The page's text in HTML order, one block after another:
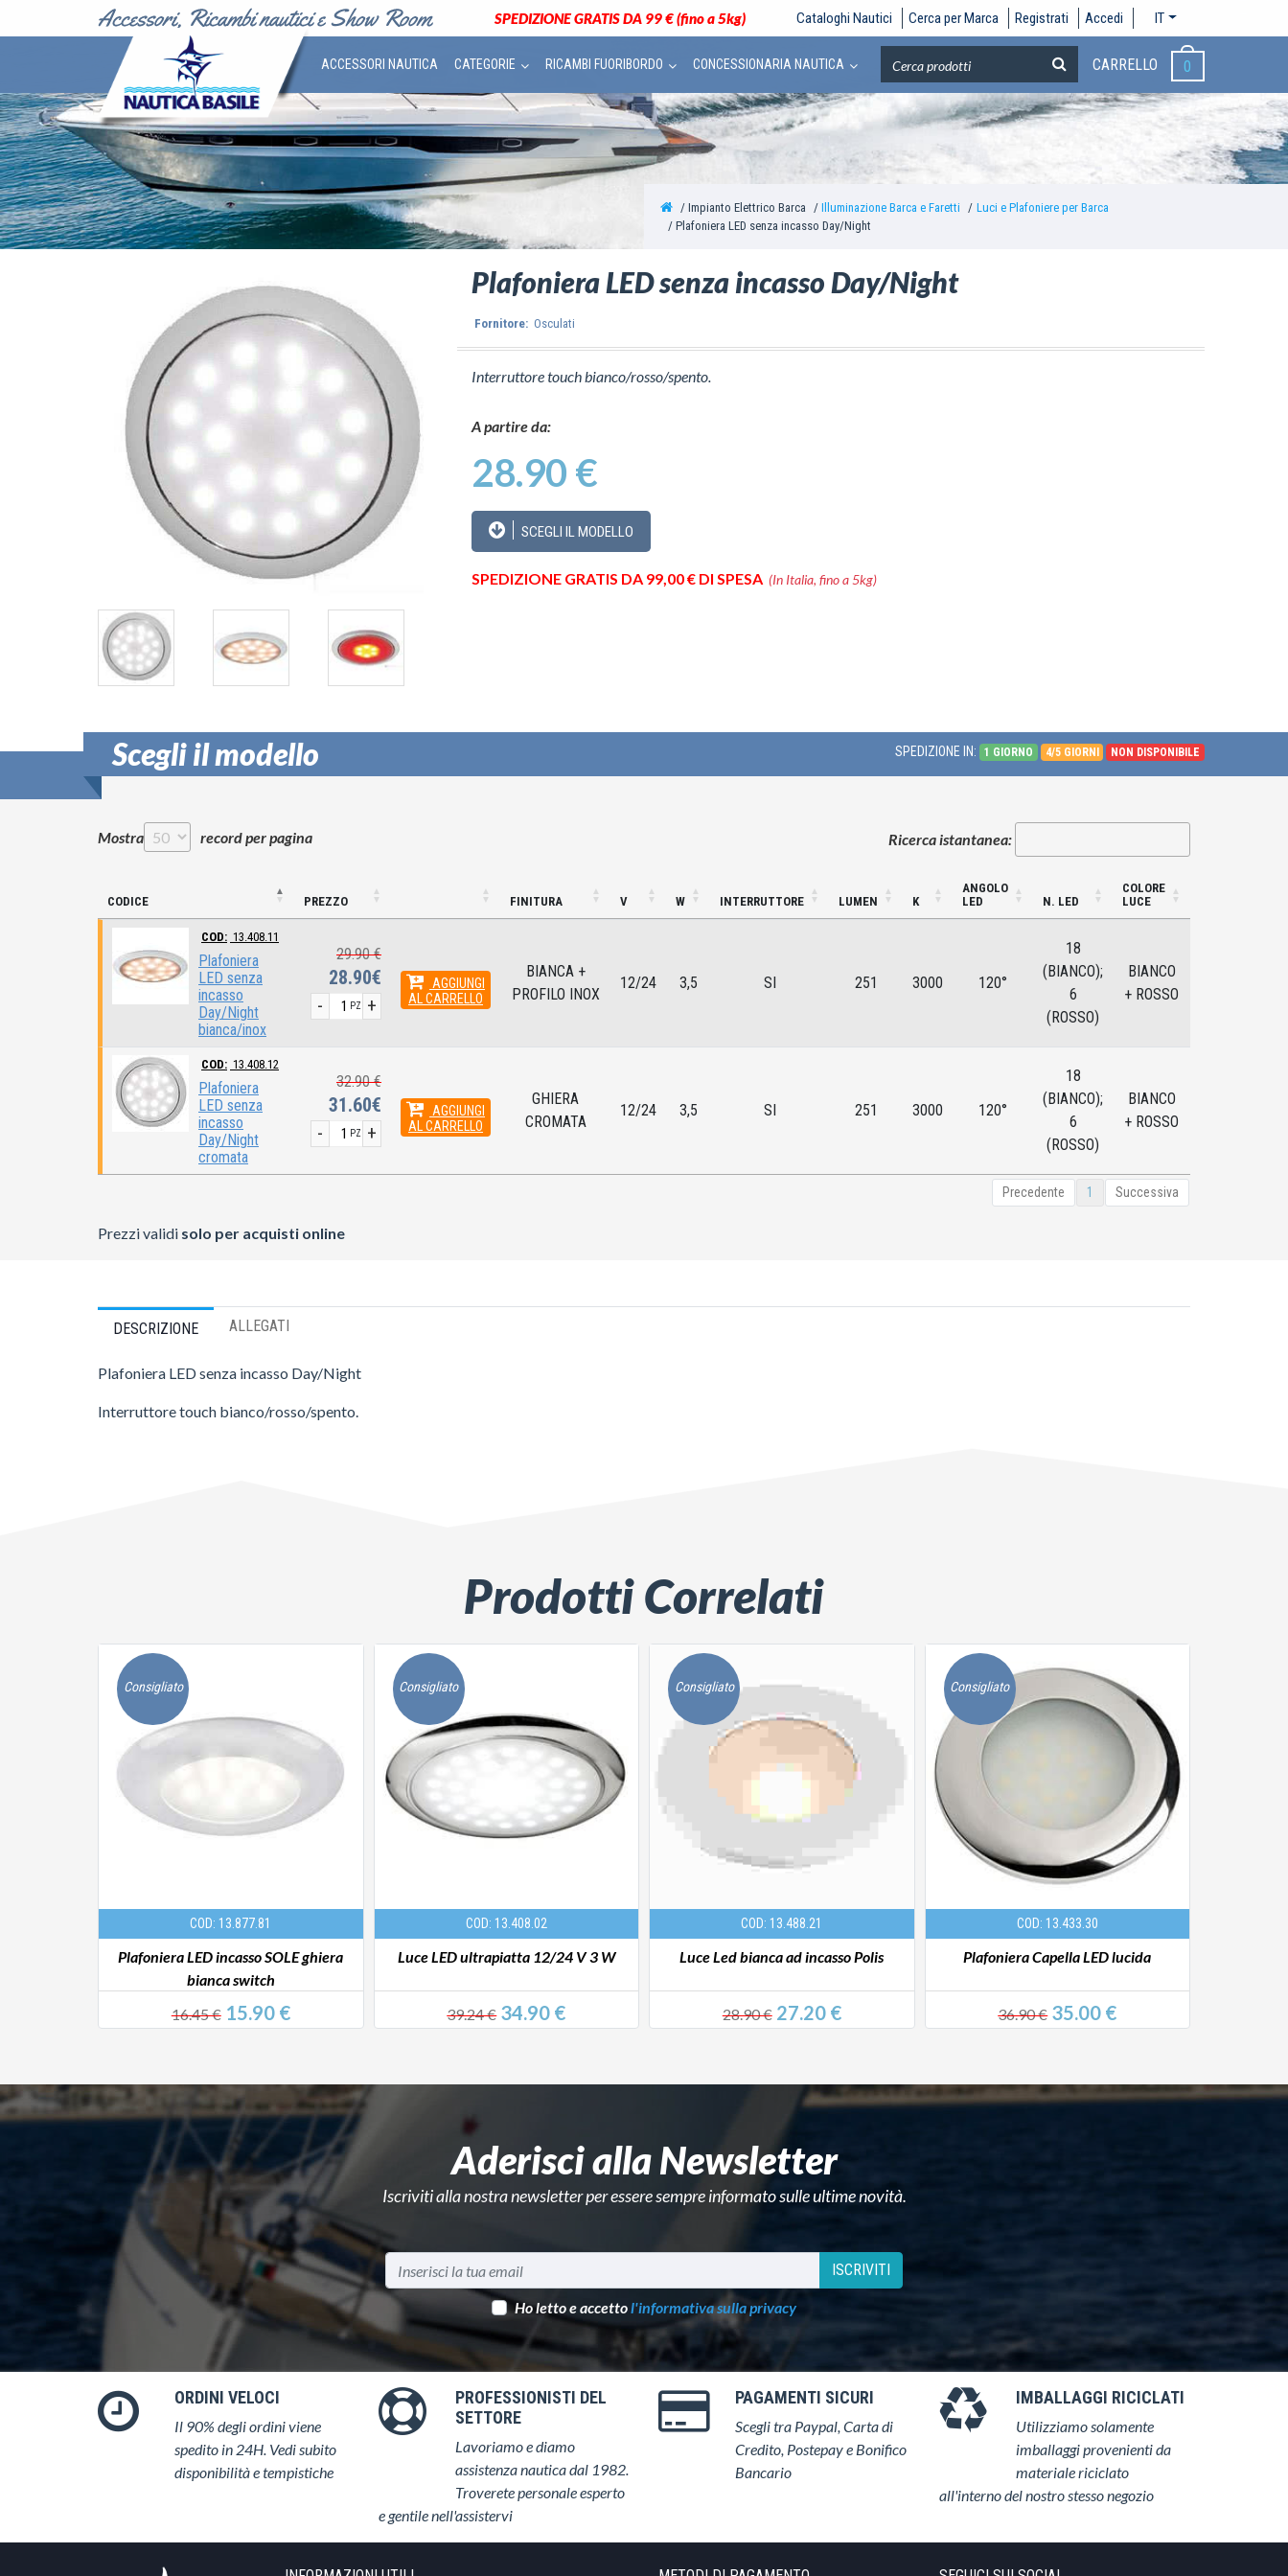
SPEDIZIONE GRATIS DA 99 € (fino a 5kg) Cataloghi Nautici Cerca per Marca Registrati Accedi IT
ACCESSORI NAUTICA CATEGORIE RICAMBI FUORIBORDO CONCESSIONARIA NAUTICA CARRELLO 0
Impianto Elettrico Barca Illuminazione Barca e Faretti
Luci e Plafoniere per Barca
Plafoniera LED senza incasso Day/Night
Plafoniera LED senza incasso Day/Night
Fornitore: Osculati
Interruttore touch bianco/rosso/spento.
A partire da:
28.90 €
SCEGLI IL MODELLO
SPEDIZIONE GRATIS DA 99,00 € DI SPESA (In Italia, fino a 5kg)
Scegli il modello SPEDIZIONE IN: 1 GIORNO 4/5 GIORNI NON DISPONIBILE
Mostra record per pagina Ricerca istantanea:
CODICE PREZZO FINITURA V W INTERRUTTORE LUMEN K
ANGOLO
LED
N. LED
COLORE
LUCE
COD: 13.408.11
Plafoniera
LED senza
incasso
Day/Night
bianca/inox
29.90 €
28.90€
+
- PZ
AGGIUNGI
AL CARRELLO
BIANCA +
PROFILO INOX
12/24 3,5 SI 251 3000 120°
18
(BIANCO);
6
(ROSSO)
BIANCO
+ ROSSO
COD: 13.408.12
Plafoniera
LED senza
incasso
Day/Night
cromata
32.90 €
31.60€
+
- PZ
AGGIUNGI
AL CARRELLO
GHIERA
CROMATA
12/24 3,5 SI 251 3000 120°
18
(BIANCO);
6
(ROSSO)
BIANCO
+ ROSSO
Precedente 1 Successiva
Prezzi validi solo per acquisti online
DESCRIZIONE ALLEGATI
Plafoniera LED senza incasso Day/Night
Interruttore touch bianco/rosso/spento.
Prodotti Correlati
Consigliato
COD: 13.877.81
Plafoniera LED incasso SOLE ghiera
bianca switch
16.45 €15.90 €
Consigliato
COD: 13.408.02
Luce LED ultrapiatta 12/24 V 3 W
39.24 €34.90 €
Consigliato
COD: 13.488.21
Luce Led bianca ad incasso Polis
28.90 €27.20 €
Consigliato
COD: 13.433.30
Plafoniera Capella LED lucida
36.90 €35.00 €
Aderisci alla Newsletter
Iscriviti alla nostra newsletter per essere sempre informato sulle ultime novità.
ISCRIVITI
Ho letto e accettol'informativa sulla privacy
ORDINI VELOCI
Il 90% degli ordini viene
spedito in 24H. Vedi subito
disponibilità e tempistiche
PROFESSIONISTI DEL
SETTORE
Lavoriamo e diamo
assistenza nautica dal 1982.
Troverete personale esperto
e gentile nell'assistervi
PAGAMENTI SICURI
Scegli tra Paypal, Carta di
Credito, Postepay e Bonifico
Bancario
IMBALLAGGI RICICLATI
Utilizziamo solamente
imballaggi provenienti da
materiale riciclato
all'interno del nostro stesso negozio